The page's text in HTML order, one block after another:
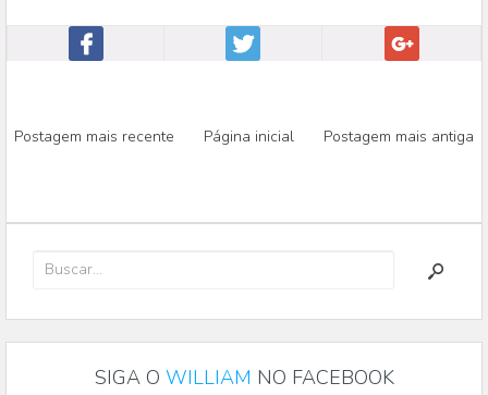
Postagem mais recente Página inicial Postagem mais antiga
SIGA O WILLIAM NO FACEBOOK